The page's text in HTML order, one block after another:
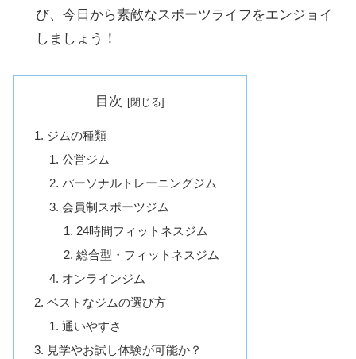
び、今日から素敵なスポーツライフをエンジョイ
しましょう！
目次
ジムの種類
公営ジム
パーソナルトレーニングジム
会員制スポーツジム
24時間フィットネスジム
総合型・フィットネスジム
オンラインジム
ベストなジムの選び方
通いやすさ
見学やお試し体験が可能か？